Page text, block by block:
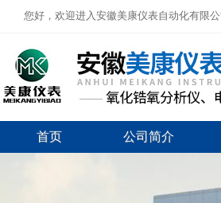
您好，欢迎进入安徽美康仪表自动化有限公
首页 公司简介